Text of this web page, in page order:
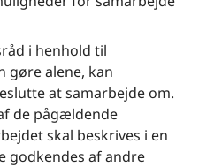
i henhold til
gøre alene, kan
at samarbejde om.
de pågældende
skal beskrives i en
godkendes af andre